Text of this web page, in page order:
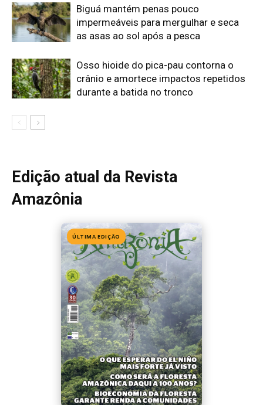
Amazônia
Edição 155· Julho 2026
📖 Ler agora
Mais lidas da semana